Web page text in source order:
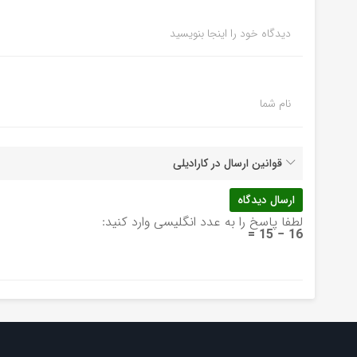
دیدگاه خود را اینجا بنویسید
نام شما
قوانین ارسال در کارادیلی
لطفا پاسخ را به عدد انگلیسی وارد کنید:
16 − 15 =